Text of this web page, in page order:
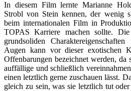
In diesem Film lernte Marianne
Strobl von Stein kennen, der wenig
beim internationalen Film in
TOPAS Karriere machen sollte.
grundsoliden
Augen kann vor dieser exotischen
Offenbarungen bezeichnet werden, da
auffällige und schließlich
einen letztlich gerne zuschauen lässt.
gleich zu sein, was sie letztlich tut